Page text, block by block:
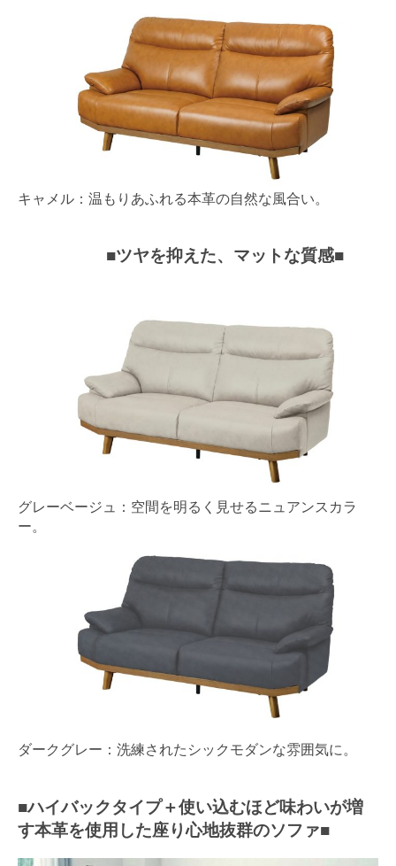
キャメル：温もりあふれる本革の自然な風合い。
■ツヤを抑えた、マットな質感■
グレーベージュ：空間を明るく見せるニュアンスカラ
ー。
ダークグレー：洗練されたシックモダンな雰囲気に。
■ハイバックタイプ＋使い込むほど味わいが増
す本革を使用した座り心地抜群のソファ■